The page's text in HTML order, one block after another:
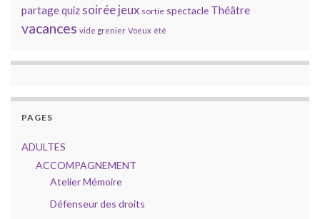
partagequiz soirée jeux sortie spectacle Théâtre
vacances vide grenier Voeux été
PAGES
ADULTES
ACCOMPAGNEMENT
Atelier Mémoire
Défenseur des droits